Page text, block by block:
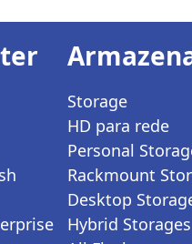
Storage
HD para rede
Personal
Rackmount
Desktop
Hybrid Storages